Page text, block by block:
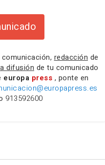
comunicación, redacción de
difusión de tu comunicado
europa press , ponte en
913592600